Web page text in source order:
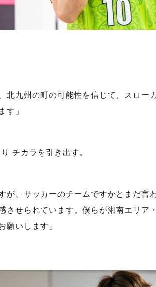
北九州の町の可能性を信じて、スロー
す」
チカラを引き出す。
が、サッカーのチームですかとまだ言
せられています。僕らが湘南エリア
願いします」